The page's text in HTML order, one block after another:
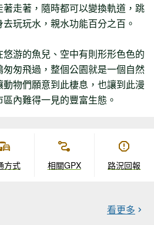
走著，隨時都可以變換軌道，跳
玩玩水，親水功能百分之百。
游的魚兒、空中有則形形色色的
匆飛過，整個公園就是一個自然
物們願意到此棲息，也讓到此漫
內難得一見的豐富生態。
方式 相關GPX 路況回報
看更多